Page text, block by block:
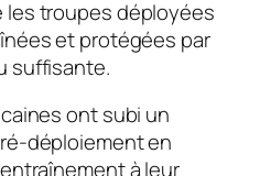
les troupes déployées
et protégées par
suffisante.
ont subi un
déploiement en
à leur